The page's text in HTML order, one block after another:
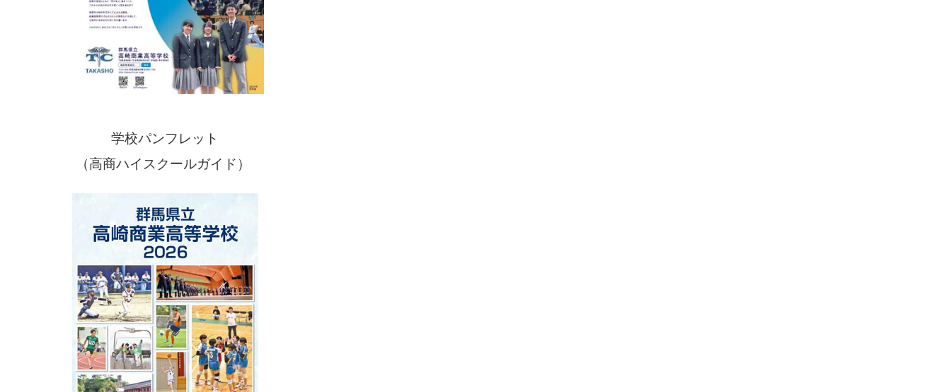
学校パンフレット
（高商ハイスクールガイド）